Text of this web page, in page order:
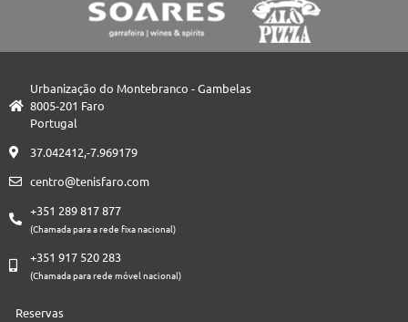
Urbanização do Montebranco - Gambelas
8005-201 Faro
Portugal
37.042412,-7.969179
centro@tenisfaro.com
+351 289 817 877
(Chamada para a rede fixa nacional)
+351 917 520 283
(Chamada para rede móvel nacional)
Reservas